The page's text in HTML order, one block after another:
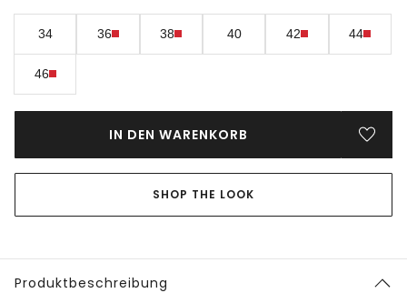
34 36 38 40 42 44
46
IN DEN WARENKORB
SHOP THE LOOK
Produktbeschreibung